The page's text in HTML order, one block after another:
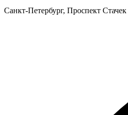
Санкт-Петербург, Проспект